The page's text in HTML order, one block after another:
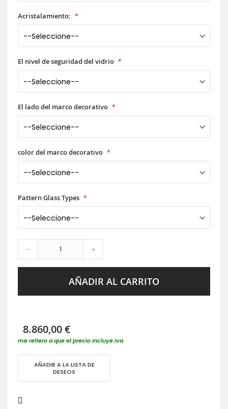
Acristalamiento:
El nivel de seguridad del vidrio
El lado del marco decorativo
color del marco decorativo
Pattern Glass Types
- +
AÑADIR AL CARRITO
8.860,00 €
me refiero a que el precio incluye iva
AÑADIR A LA LISTA DE
DESEOS